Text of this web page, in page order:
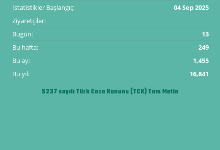
İstatistikler Başlangıç:
04 Sep 2025
Ziyaretçiler:
Bugün:
13
Bu hafta:
249
Bu ay:
1,455
Bu yıl:
16,841
5237 sayılı Türk Ceza Kanunu (TCK) Tam Metin